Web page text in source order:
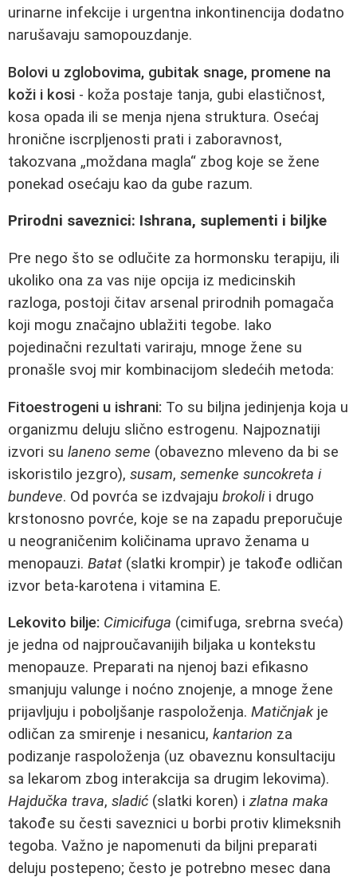
urinarne infekcije i urgentna inkontinencija dodatno
narušavaju samopouzdanje.
Bolovi u zglobovima, gubitak snage, promene na
koži i kosi - koža postaje tanja, gubi elastičnost,
kosa opada ili se menja njena struktura. Osećaj
hronične iscrpljenosti prati i zaboravnost,
takozvana „moždana magla“ zbog koje se žene
ponekad osećaju kao da gube razum.
Prirodni saveznici: Ishrana, suplementi i biljke
Pre nego što se odlučite za hormonsku terapiju, ili
ukoliko ona za vas nije opcija iz medicinskih
razloga, postoji čitav arsenal prirodnih pomagača
koji mogu značajno ublažiti tegobe. Iako
pojedinačni rezultati variraju, mnoge žene su
pronašle svoj mir kombinacijom sledećih metoda:
Fitoestrogeni u ishrani: To su biljna jedinjenja koja u
organizmu deluju slično estrogenu. Najpoznatiji
izvori su laneno seme (obavezno mleveno da bi se
iskoristilo jezgro), susam, semenke suncokreta i
bundeve. Od povrća se izdvajaju brokolii drugo
krstonosno povrće, koje se na zapadu preporučuje
u neograničenim količinama upravo ženama u
menopauzi. Batat (slatki krompir) je takođe odličan
izvor beta-karotena i vitamina E.
Lekovito bilje: Cimicifuga (cimifuga, srebrna sveća)
je jedna od najproučavanijih biljaka u kontekstu
menopauze. Preparati na njenoj bazi efikasno
smanjuju valunge i noćno znojenje, a mnoge žene
prijavljuju i poboljšanje raspoloženja. Matičnjakje
odličan za smirenje i nesanicu, kantarion za
podizanje raspoloženja (uz obaveznu konsultaciju
sa lekarom zbog interakcija sa drugim lekovima).
Hajdučka trava, sladić (slatki koren) i zlatna maka
takođe su česti saveznici u borbi protiv klimeksnih
tegoba. Važno je napomenuti da biljni preparati
deluju postepeno; često je potrebno mesec dana